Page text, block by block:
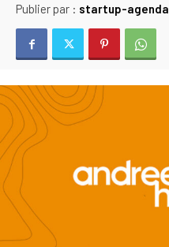
Publier par : startup-agenda